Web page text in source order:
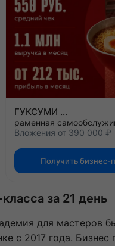
ГУКСУМИ
раменная
Вложения от 390 000 ₽
Получить бизнес-
за 21 день
для мастеров
с 2017 года. Бизнес